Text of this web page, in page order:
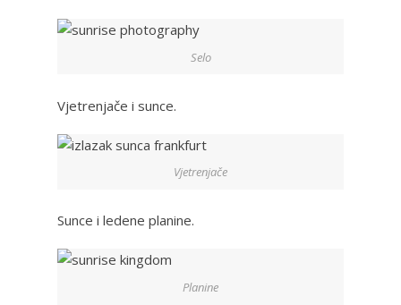
Selo
Vjetrenjače i sunce.
Vjetrenjače
Sunce i ledene planine.
Planine